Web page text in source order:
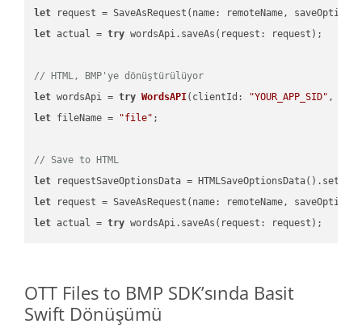
let request = SaveAsRequest(name: remoteName,
let actual = try wordsApi.saveAs(request: request);
// HTML, BMP'ye dönüştürülüyor
let wordsApi = try WordsAPI( clientId: "YOUR_APP_SID" ,
let fileName = "file" ;
// Save to HTML
let requestSaveOptionsData =
let request = SaveAsRequest(name: remoteName,
let actual = try
OTT Files to BMP SDK’sında Basit
Swift Dönüşümü